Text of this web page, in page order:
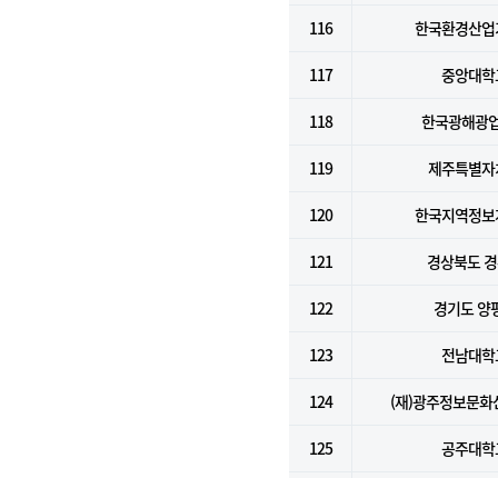
116 한국환경산
117 중앙대
118 한국광해광
119 제주특별
120 한국지역정
121 경상북도
122 경기도 양
123 전남대
124 (재)광주정보문화
125 공주대